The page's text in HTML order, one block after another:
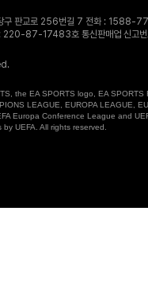
분당구 판교로 256번길 7 전화 :
87-17483호 통신판매업 신고
the EA SPORTS logo, EA
LEAGUE, EUROPA LEAGUE,
Europa Conference League and
UEFA. All rights reserved.